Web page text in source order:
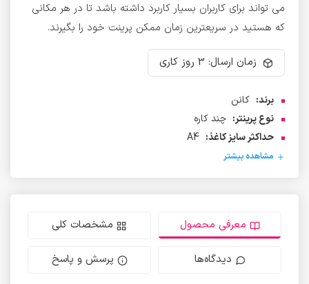
می تواند برای کاربران بسیار کاربرد داشته باشد تا در هر مکانی
که هستید در سریعترین زمان ممکن پرینت خود را بگیرند.
زمان ارسال: 3 روز کاری
برند: کانن
نوع پرینتر: چند کاره
حداکثر سایز کاغذ: A4
مشاهده بیشتر
معرفی محصول مشخصات کلی
دیدگاه‌ها پرسش و پاسخ